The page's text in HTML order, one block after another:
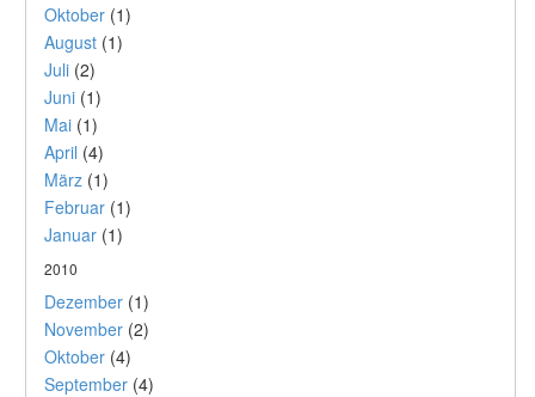
Oktober (1)
August (1)
Juli (2)
Juni (1)
Mai (1)
April (4)
März (1)
Februar (1)
Januar (1)
2010
Dezember (1)
November (2)
Oktober (4)
September (4)